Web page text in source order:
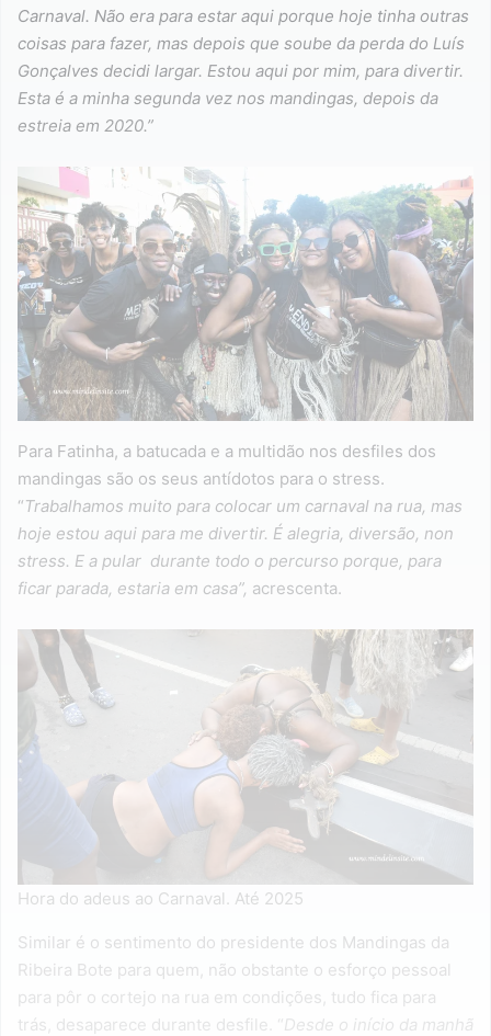
Carnaval. Não era para estar aqui porque hoje tinha outras
coisas para fazer, mas depois que soube da perda do Luís
Gonçalves decidi largar. Estou aqui por mim, para divertir.
Esta é a minha segunda vez nos mandingas, depois da
estreia em 2020.”
Para Fatinha, a batucada e a multidão nos desfiles dos
mandingas são os seus antídotos para o stress.
“Trabalhamos muito para colocar um carnaval na rua, mas
hoje estou aqui para me divertir. É alegria, diversão, non
stress. E a pular durante todo o percurso porque, para
ficar parada, estaria em casa”, acrescenta.
Hora do adeus ao Carnaval. Até 2025
Similar é o sentimento do presidente dos Mandingas da
Ribeira Bote para quem, não obstante o esforço pessoal
para pôr o cortejo na rua em condições, tudo fica para
trás, desaparece durante desfile. “ Desde o início da manhã